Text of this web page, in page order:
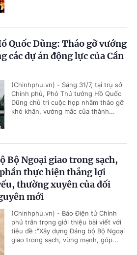
Quốc Dũng: Tháo gỡ vướng
các dự án động lực của Cần
(Chinhphu.vn) - Sáng 31/7, tại trụ sở
Chính phủ, Phó Thủ tướng Hồ Quốc
Dũng chủ trì cuộc họp nhằm tháo gỡ
khó khăn, vướng mắc của thành...
Bộ Ngoại giao trong sạch,
thực hiện thắng lợi
thường xuyên của đối
mới
(Chinhphu.vn) - Báo Điện tử Chính
phủ trân trọng giới thiệu bài viết với
tiêu đề :"Xây dựng Đảng bộ Bộ Ngoại
giao trong sạch, vững mạnh, góp...